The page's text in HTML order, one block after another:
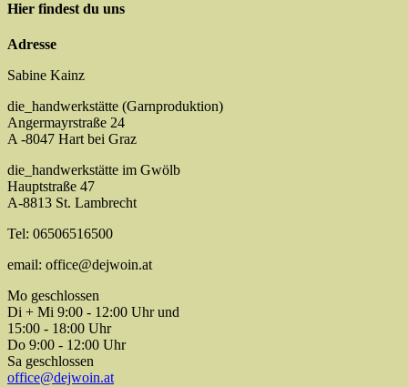
Hier findest du uns
Adresse
Sabine Kainz
die_handwerkstätte (Garnproduktion)
Angermayrstraße 24
A -8047 Hart bei Graz
die_handwerkstätte im Gwölb
Hauptstraße 47
A-8813 St. Lambrecht
Tel: 06506516500
email: office@dejwoin.at
Mo geschlossen
Di + Mi 9:00 - 12:00 Uhr und
15:00 - 18:00 Uhr
Do 9:00 - 12:00 Uhr
Sa geschlossen
office@dejwoin.at